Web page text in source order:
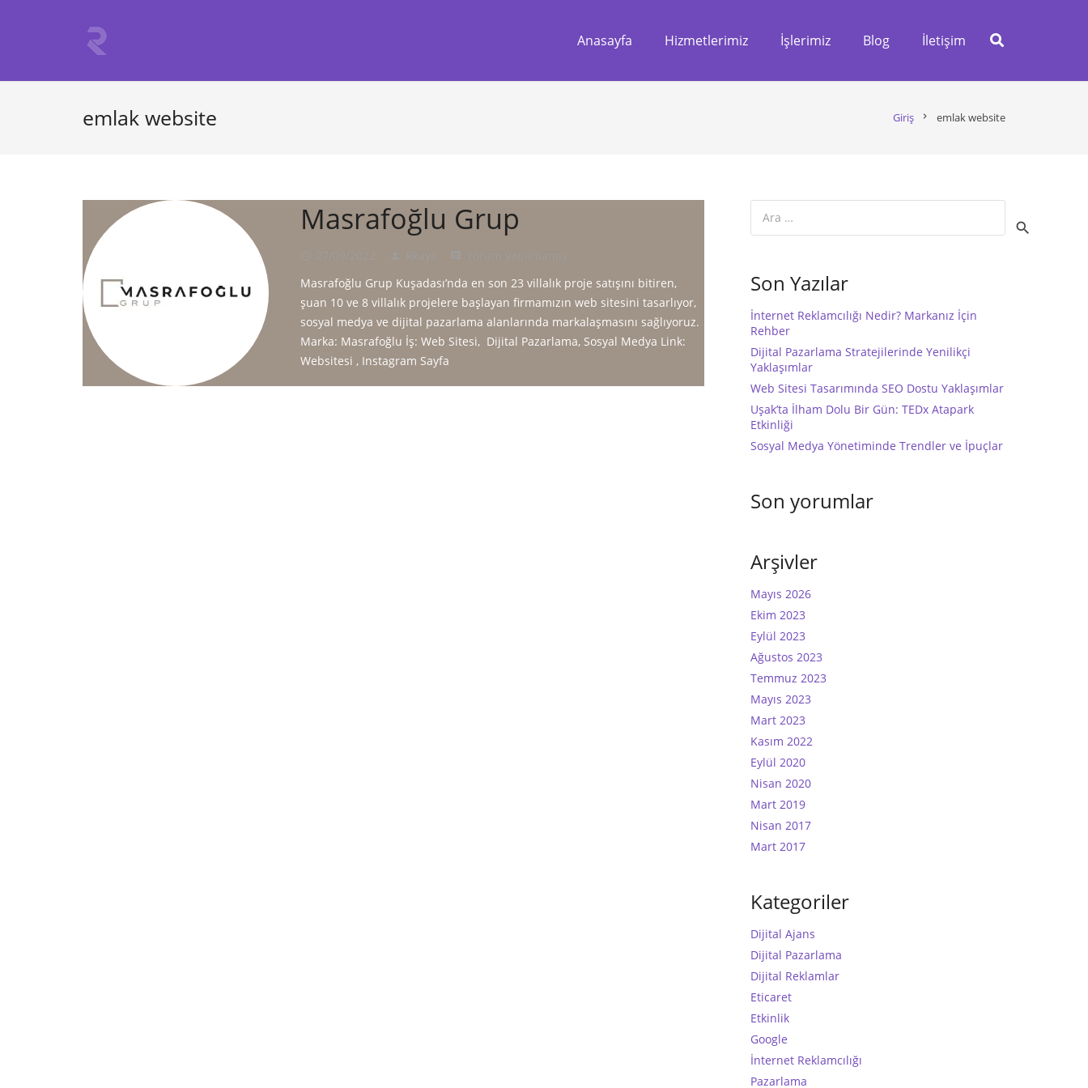
Anasayfa Hizmetlerimiz İşlerimiz Blog İletişim
emlak website Giriş chevron_right emlak website
Masrafoğlu Grup
27/09/2022
Masrafoğlu Grup Kuşadası’nda en son 23 villalık proje satışını bitiren,
şuan 10 ve 8 villalık projelere başlayan firmamızın web sitesini tasarlıyor,
sosyal medya ve dijital pazarlama alanlarında markalaşmasını sağlıyoruz.
Marka: Masrafoğlu İş: Web Sitesi, Dijital Pazarlama, Sosyal Medya Link:
Websitesi , Instagram Sayfa
Son Yazılar
İnternet Reklamcılığı Nedir? Markanız İçin
Rehber
Dijital Pazarlama Stratejilerinde Yenilikçi
Yaklaşımlar
Web Sitesi Tasarımında SEO Dostu Yaklaşımlar
Uşak’ta İlham Dolu Bir Gün: TEDx Atapark
Etkinliği
Sosyal Medya Yönetiminde Trendler ve İpuçlar
Son yorumlar
Arşivler
Mayıs 2026
Ekim 2023
Eylül 2023
Ağustos 2023
Temmuz 2023
Mayıs 2023
Mart 2023
Kasım 2022
Eylül 2020
Nisan 2020
Mart 2019
Nisan 2017
Mart 2017
Kategoriler
Dijital Ajans
Dijital Pazarlama
Dijital Reklamlar
Eticaret
Etkinlik
Google
İnternet Reklamcılığı
Pazarlama